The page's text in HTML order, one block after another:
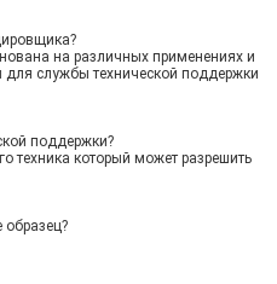
на различных применениях и
службы технической поддержки
поддержки?
техника который может разрешить